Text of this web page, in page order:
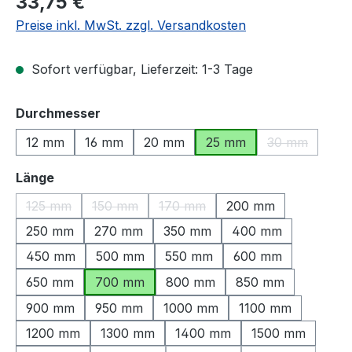
Preise inkl. MwSt. zzgl. Versandkosten
Sofort verfügbar, Lieferzeit: 1-3 Tage
Durchmesser
12 mm
16 mm 20 mm 25 mm 30 mm
(Diese
Längeauswählen
125 mm
(Diese Option ist zurzeit nicht verfügbar.)
150 mm
(Diese Option ist zurzeit nicht verfügbar.)
170 mm
(Diese Option ist zurzeit nicht
200 mm
250 mm
270 mm 350 mm
400 mm
450 mm
500 mm 550 mm
600 mm
650 mm
700 mm 800 mm
850 mm
900 mm
950 mm 1000 mm
1100 mm
1200 mm
1300 mm 1400 mm
1500 mm